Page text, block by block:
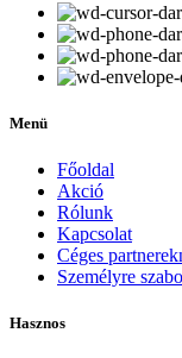
Menü
Főoldal
Akció
Rólunk
Kapcsolat
Céges
Személyre
Hasznos